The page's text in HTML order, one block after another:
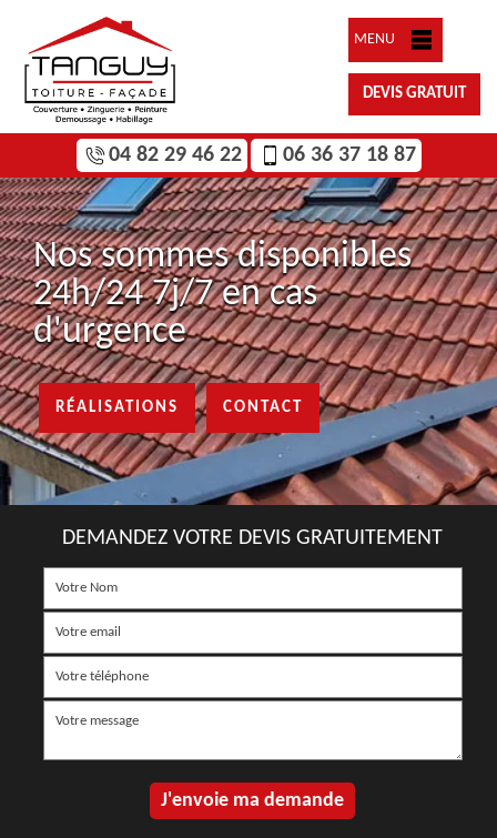
MENU
DEVIS GRATUIT
04 82 29 46 22 06 36 37 18 87
Nos sommes disponibles
24h/24 7j/7 en cas
d'urgence
RÉALISATIONS CONTACT
DEMANDEZ VOTRE DEVIS GRATUITEMENT